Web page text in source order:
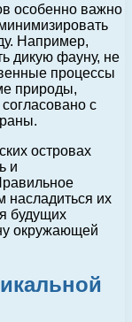
особенно важно
Например,
дикую фауну, не
процессы
природы,
с
островах
и
насладиться их
будущих
окружающей